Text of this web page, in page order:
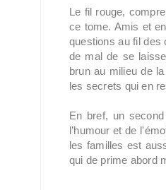
Le fil rouge,
ce tome. Amis et
questions au fil des
de mal de se
brun au milieu de
les secrets qui en
En bref, un
l’humour et de
les familles est
qui de prime abord